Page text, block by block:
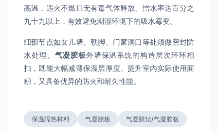
高温，遇火不燃且无有毒气体释放。憎水率达百分之
九十九以上，有效避免潮湿环境下的吸水霉变。
细部节点如女儿墙、勒脚、门窗洞口等处须做密封防
水处理。 气凝胶板外墙保温系统的构造层次环环相
扣，既能大幅减薄保温层厚度、提升室内实际使用面
积，又具备优异的防火和耐久性能。
保温隔热材料 气凝胶板 气凝胶毡/气凝胶板